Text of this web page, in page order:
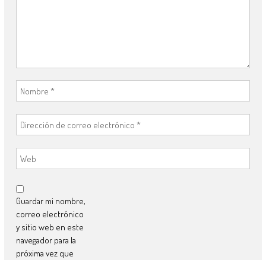
Guardar mi nombre,
correo electrónico
y sitio web en este
navegador para la
próxima vez que